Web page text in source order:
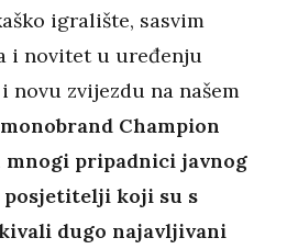
igralište, sasvim
i novitet u uređenju
zvijezdu na našem
Champion
mnogi pripadnici javnog
koji su s
dugo najavljivani